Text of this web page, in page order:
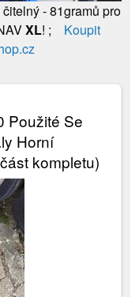
- 81gramů pro
XL! ;
Koupit
Použité Se
Horní
kompletu)